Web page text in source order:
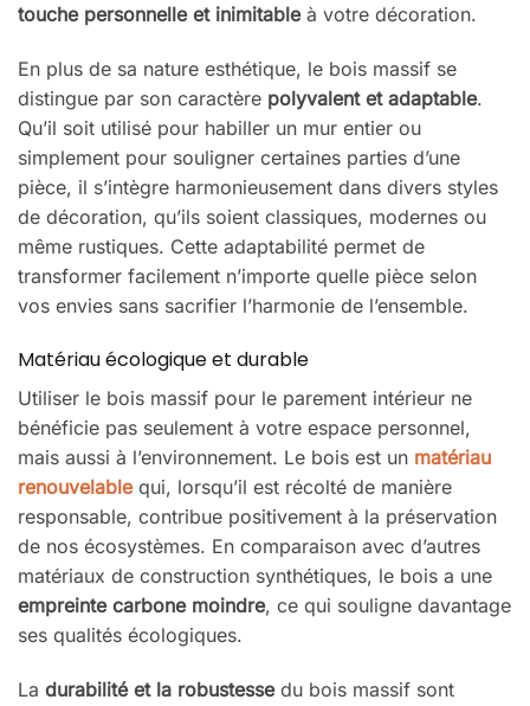
touche personnelle et inimitableà votre décoration.
En plus de sa nature esthétique, le bois massif se
distingue par son caractère polyvalent et adaptable.
Qu’il soit utilisé pour habiller un mur entier ou
simplement pour souligner certaines parties d’une
pièce, il s’intègre harmonieusement dans divers styles
de décoration, qu’ils soient classiques, modernes ou
même rustiques. Cette adaptabilité permet de
transformer facilement n’importe quelle pièce selon
vos envies sans sacrifier l’harmonie de l’ensemble.
Matériau écologique et durable
Utiliser le bois massif pour le parement intérieur ne
bénéficie pas seulement à votre espace personnel,
mais aussi à l’environnement. Le bois est un matériau
renouvelablequi, lorsqu’il est récolté de manière
responsable, contribue positivement à la préservation
de nos écosystèmes. En comparaison avec d’autres
matériaux de construction synthétiques, le bois a une
empreinte carbone moindre, ce qui souligne davantage
ses qualités écologiques.
La durabilité et la robustessedu bois massif sont